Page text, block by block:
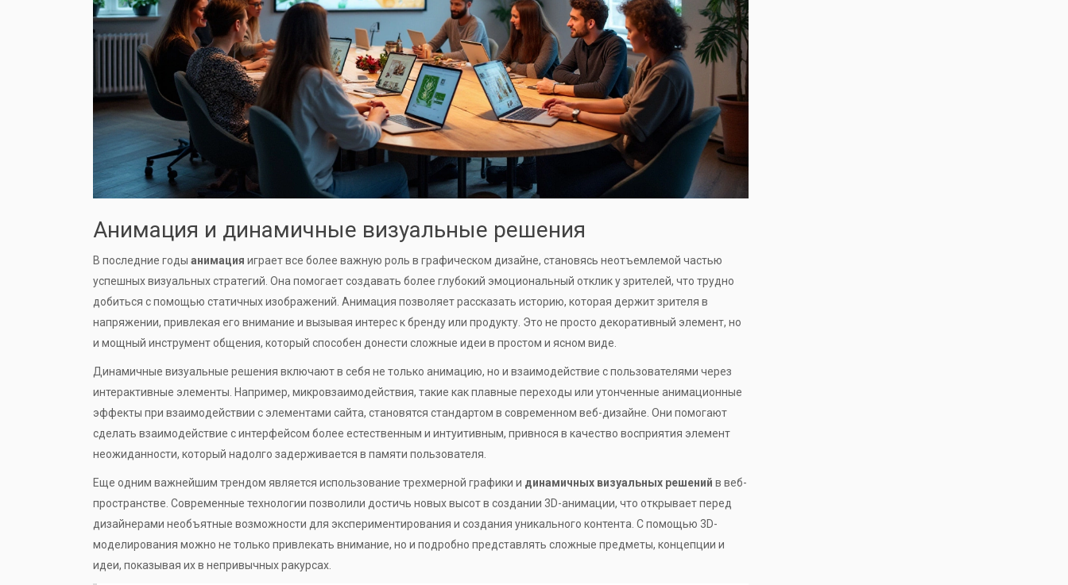
Анимация и динамичные визуальные решения
В последние годы анимация играет все более важную роль в графическом дизайне, становясь неотъемлемой частью
успешных визуальных стратегий. Она помогает создавать более глубокий эмоциональный отклик у зрителей, что трудно
добиться с помощью статичных изображений. Анимация позволяет рассказать историю, которая держит зрителя в
напряжении, привлекая его внимание и вызывая интерес к бренду или продукту. Это не просто декоративный элемент, но
и мощный инструмент общения, который способен донести сложные идеи в простом и ясном виде.
Динамичные визуальные решения включают в себя не только анимацию, но и взаимодействие с пользователями через
интерактивные элементы. Например, микровзаимодействия, такие как плавные переходы или утонченные анимационные
эффекты при взаимодействии с элементами сайта, становятся стандартом в современном веб-дизайне. Они помогают
сделать взаимодействие с интерфейсом более естественным и интуитивным, привнося в качество восприятия элемент
неожиданности, который надолго задерживается в памяти пользователя.
Еще одним важнейшим трендом является использование трехмерной графики и динамичных визуальных решений в веб-
пространстве. Современные технологии позволили достичь новых высот в создании 3D-анимации, что открывает перед
дизайнерами необъятные возможности для экспериментирования и создания уникального контента. С помощью 3D-
моделирования можно не только привлекать внимание, но и подробно представлять сложные предметы, концепции и
идеи, показывая их в непривычных ракурсах.